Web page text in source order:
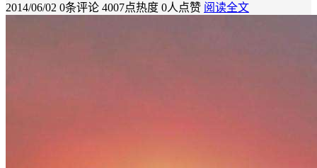
2014/06/02 0条评论 4007点热度 0人点赞 阅读全文